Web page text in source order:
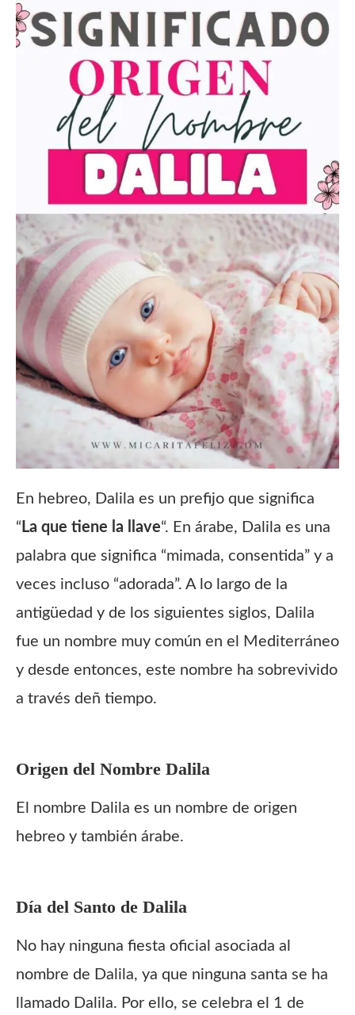
En hebreo, Dalila es un prefijo que significa
“ La que tiene la llave“. En árabe, Dalila es una
palabra que significa “mimada, consentida” y a
veces incluso “adorada”. A lo largo de la
antigüedad y de los siguientes siglos, Dalila
fue un nombre muy común en el Mediterráneo
y desde entonces, este nombre ha sobrevivido
a través deñ tiempo.
Origen del Nombre Dalila
El nombre Dalila es un nombre de origen
hebreo y también árabe.
Día del Santo de Dalila
No hay ninguna fiesta oficial asociada al
nombre de Dalila, ya que ninguna santa se ha
llamado Dalila. Por ello, se celebra el 1 de